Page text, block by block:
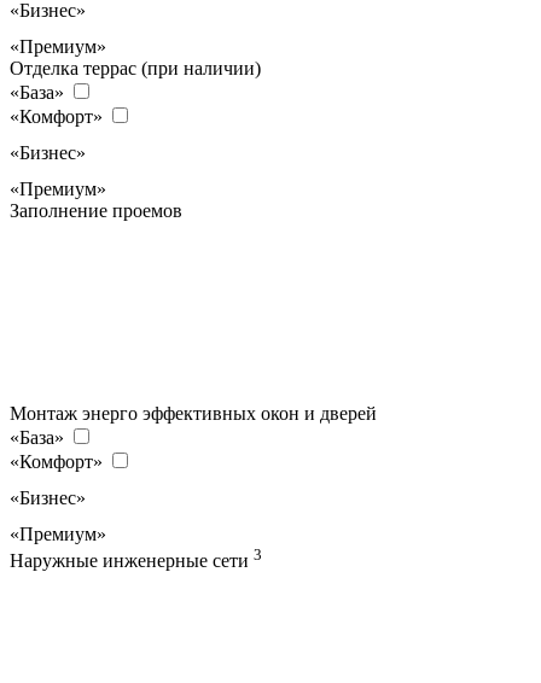
«Бизнес»
«Премиум»
Отделка террас (при наличии)
«База»
«Комфорт»
«Бизнес»
«Премиум»
Заполнение проемов
Монтаж энерго эффективных окон и дверей
«База»
«Комфорт»
«Бизнес»
«Премиум»
Наружные инженерные сети 3